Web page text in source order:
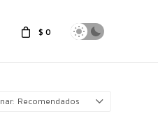
$ 0
Recomendados